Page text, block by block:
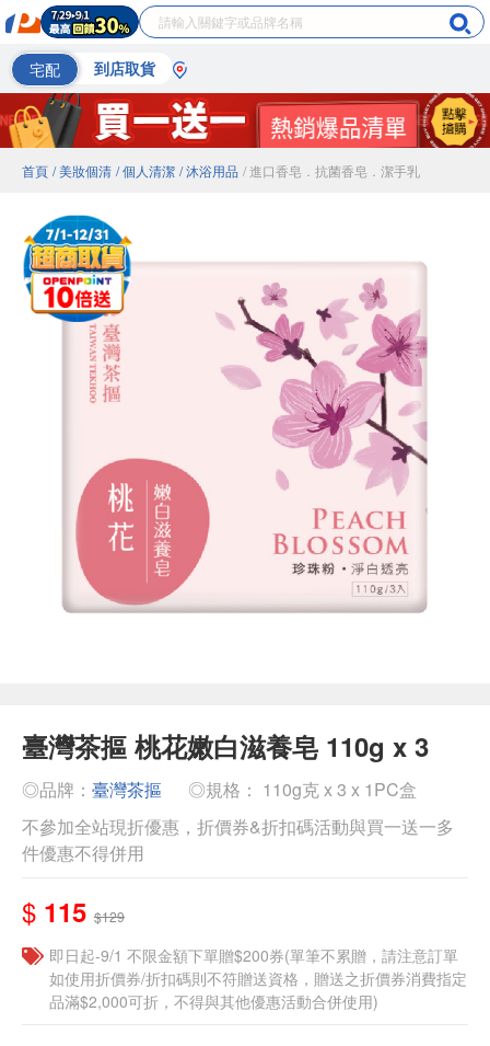
宅配 到店取貨
首頁 / 美妝個清 / 個人清潔 / 沐浴用品 / 進口香皂．抗菌香皂．潔手乳
臺灣茶摳 桃花嫩白滋養皂 110g x 3
◎品牌： 臺灣茶摳
◎規格： 110g克 x 3 x 1PC盒
不參加全站現折優惠，折價券&折扣碼活動與買一送一多
件優惠不得併用
$ 115 $129
即日起-9/1 不限金額下單贈$200券(單筆不累贈，請注意訂單
如使用折價券/折扣碼則不符贈送資格，贈送之折價券消費指定
品滿$2,000可折，不得與其他優惠活動合併使用)